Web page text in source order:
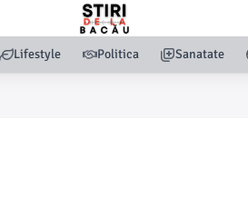
Lifestyle Politica Sanatate